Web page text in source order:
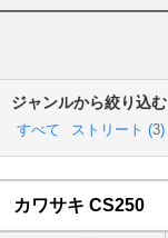
ジャンルから絞り込む
すべて ストリート (3)
カワサキ CS250